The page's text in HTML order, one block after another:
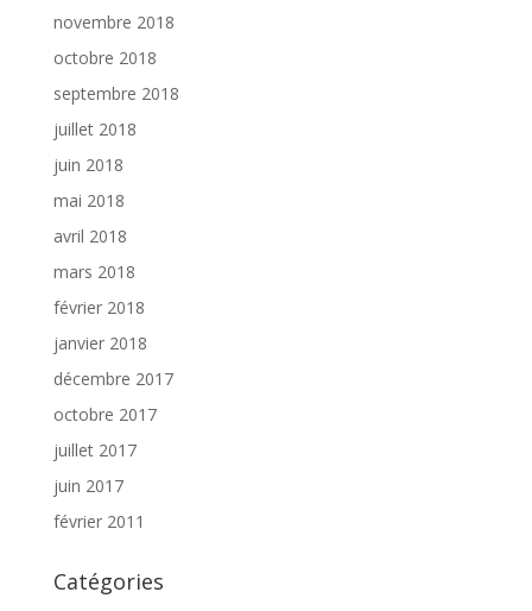
novembre 2018
octobre 2018
septembre 2018
juillet 2018
juin 2018
mai 2018
avril 2018
mars 2018
février 2018
janvier 2018
décembre 2017
octobre 2017
juillet 2017
juin 2017
février 2011
Catégories